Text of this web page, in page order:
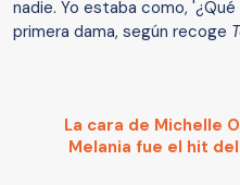
nadie. Yo estaba como,
primera dama, según recoge
La cara de Michelle
Melania fue el hit